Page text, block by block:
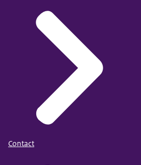
Contact